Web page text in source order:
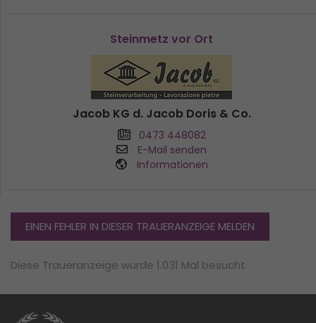
Steinmetz vor Ort
Jacob KG d. Jacob Doris & Co.
0473 448082
E-Mail senden
Informationen
EINEN FEHLER IN DIESER TRAUERANZEIGE MELDEN
Diese Traueranzeige wurde 1.031 Mal besucht